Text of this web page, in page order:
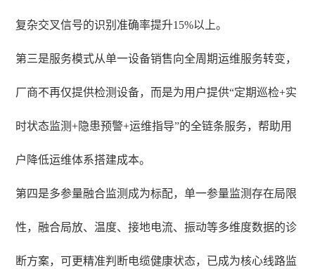
复杂交叉信号的识别准确率提升15%以上。
第三是服务模式从单一设备销售向全周期运维服务转变，
厂商不再仅提供检测设备，而是为用户提供“定期巡检+实
时状态监测+隐患预警+运维指导”的全链条服务，帮助用
户降低运维体系搭建成本。
第四是多参量融合监测成为标配，单一参量监测存在局限
性，融合局放、温度、接地电流、振动等多维度数据的诊
断方案，可更精准判断电缆健康状态，已成为核心线路监